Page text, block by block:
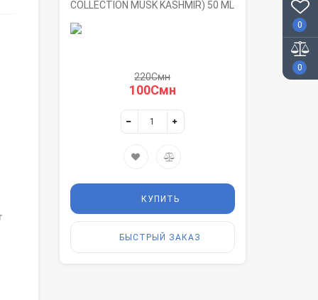
0
0
COLLECTION MUSK KASHMIR) 50 ML
220Смн
100Смн
КУПИТЬ
БЫСТРЫЙ ЗАКАЗ